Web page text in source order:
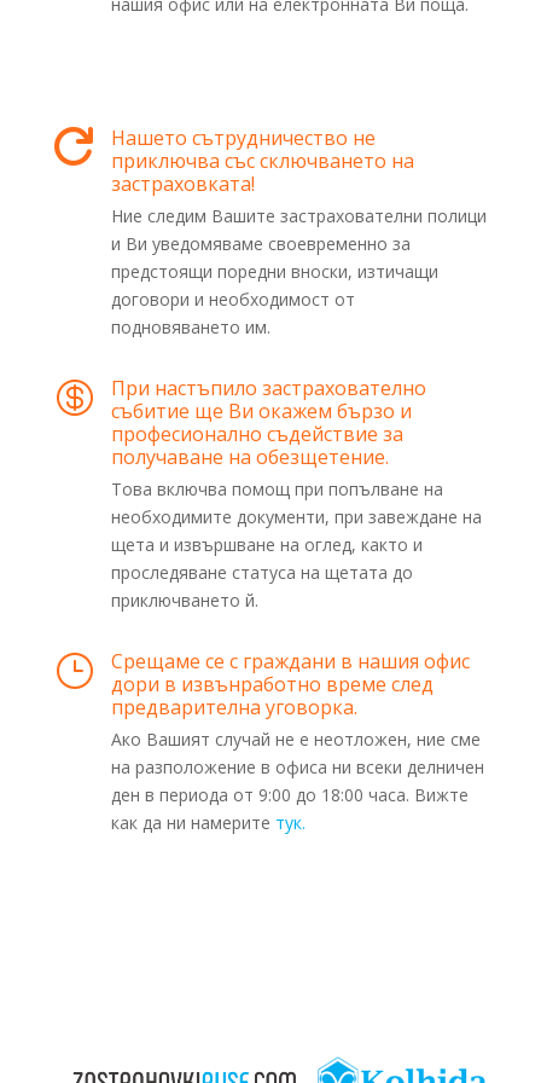

Нашето сътрудничество не
приключва със сключването на
застраховката!
Ние следим Вашите застрахователни полици
и Ви уведомяваме своевременно за
предстоящи поредни вноски, изтичащи
договори и необходимост от
подновяването им.

При настъпило застрахователно
събитие ще Ви окажем бързо и
професионално съдействие за
получаване на обезщетение.
Това включва помощ при попълване на
необходимите документи, при завеждане на
щета и извършване на оглед, както и
проследяване статуса на щетата до
приключването й.
}
Срещаме се с граждани в нашия офис
дори в извънработно време след
предварителна уговорка.
Ако Вашият случай не е неотложен, ние сме
на разположение в офиса ни всеки делничен
ден в периода от 9:00 до 18:00 часа. Вижте
как да ни намерите тук.